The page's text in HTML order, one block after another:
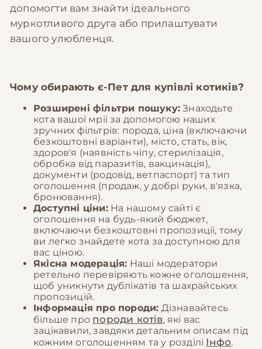
допомогти вам знайти ідеального
муркотливого друга або прилаштувати
вашого улюбленця.
Чому обирають є-Петдля купівлі котиків?
Розширені фільтри пошуку: Знаходьте
кота вашої мрії за допомогою наших
зручних фільтрів: порода, ціна (включаючи
безкоштовні варіанти), місто, стать, вік,
здоров'я (наявність чіпу, стерилізація,
обробка від паразитів, вакцинація),
документи (родовід, ветпаспорт) та тип
оголошення (продаж, у добрі руки, в'язка,
бронювання).
Доступні ціни:На нашому сайті є
оголошення на будь-який бюджет,
включаючи безкоштовні пропозиції, тому
ви легко знайдете кота за доступною для
вас ціною.
Якісна модерація: Наші модератори
ретельно перевіряють кожне оголошення,
щоб уникнути дублікатів та шахрайських
пропозицій.
Інформація про породи: Дізнавайтесь
більше про породи котів, які вас
зацікавили, завдяки детальним описам під
кожним оголошенням та у розділі Інфо.